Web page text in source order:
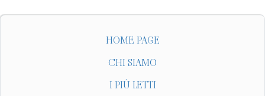
HOME PAGE
CHI SIAMO
I PIÙ LETTI